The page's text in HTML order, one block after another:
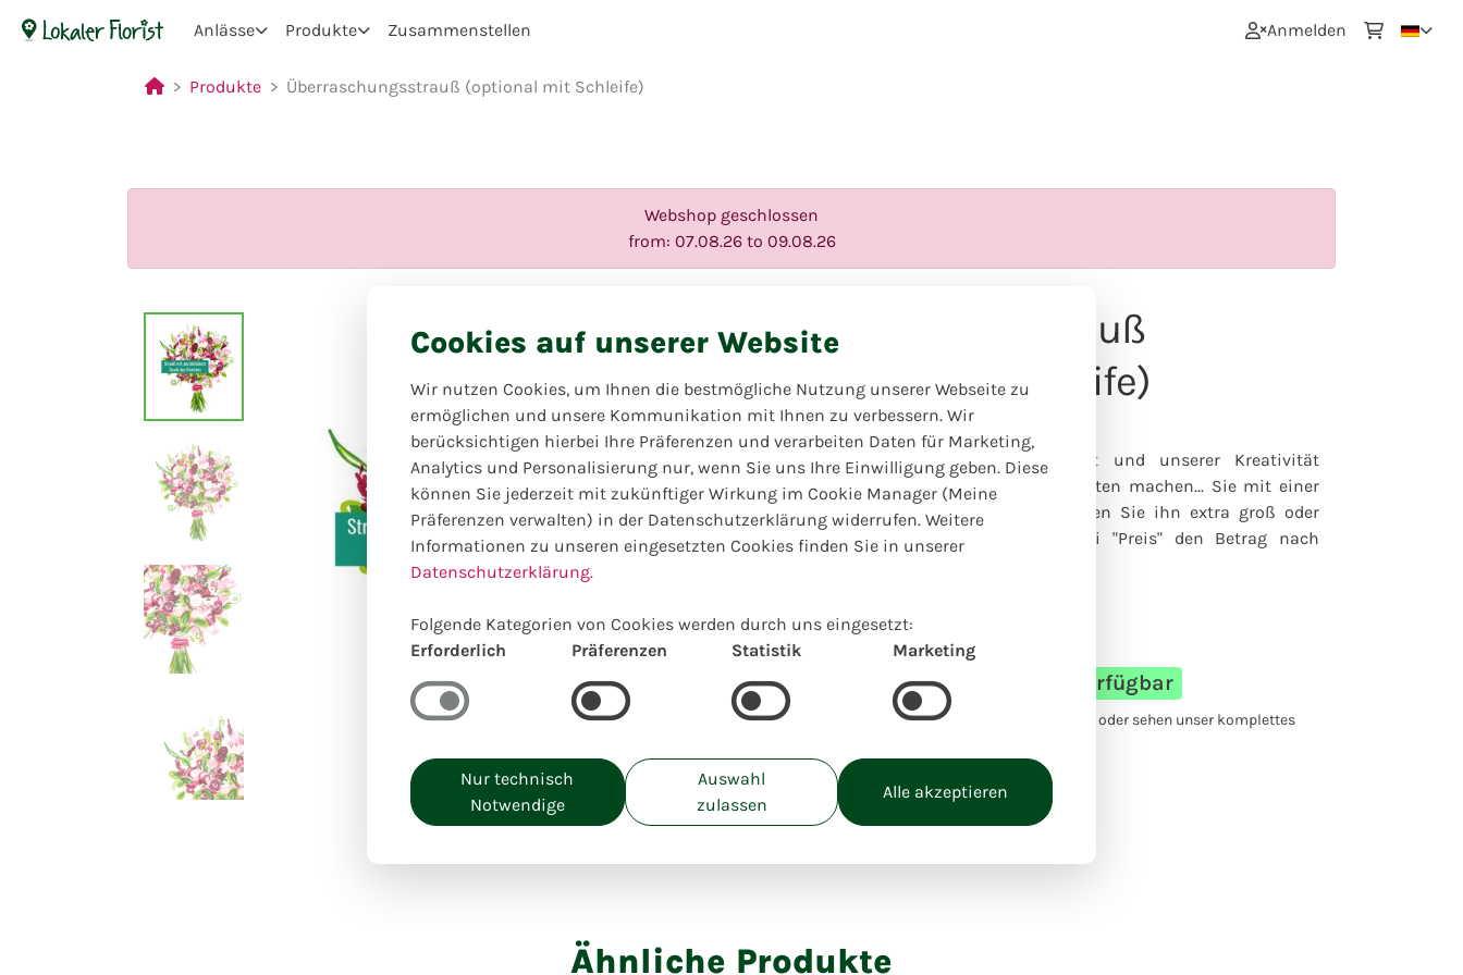
Anlässe Produkte Zusammenstellen Anmelden
Produkte Überraschungsstrauß (optional mit Schleife)
Webshop geschlossen
from: 07.08.26 to 09.08.26
Einzigartig lokal kreiert
Überraschungsstrauß
(optional mit Schleife)
Ganzjähriges Produkt
Lassen Sie sich von unserem Angebot und unserer Kreativität
überraschen! Das ist es, was wir am liebsten machen... Sie mit einer
großartigen Kreation überraschen. Möchten Sie ihn extra groß oder
extra exzentrisch? Dann können Sie bei "Preis" den Betrag nach
Dieses Produkt ist leider nicht verfügbar
Nachfolgend zeigen wir einige alternative Produkte oder sehen unser komplettes
Geschäft
Ähnliche Produkte
Cookies auf unserer Website
Wir nutzen Cookies, um Ihnen die bestmögliche Nutzung unserer Webseite zu
ermöglichen und unsere Kommunikation mit Ihnen zu verbessern. Wir
berücksichtigen hierbei Ihre Präferenzen und verarbeiten Daten für Marketing,
Analytics und Personalisierung nur, wenn Sie uns Ihre Einwilligung geben. Diese
können Sie jederzeit mit zukünftiger Wirkung im Cookie Manager (Meine
Präferenzen verwalten) in der Datenschutzerklärung widerrufen. Weitere
Informationen zu unseren eingesetzten Cookies finden Sie in unserer
Datenschutzerklärung.
Folgende Kategorien von Cookies werden durch uns eingesetzt:
Erforderlich
Präferenzen Statistik Marketing
Nur technisch
Notwendige
Auswahl
zulassen
Alle akzeptieren